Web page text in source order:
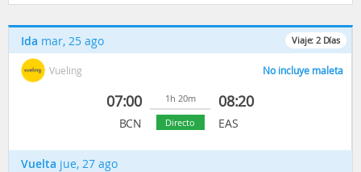
Viaje: 2 Días
Ida mar, 25 ago
Vueling No incluye maleta
07:00
BCN
1h 20m
Directo
08:20
EAS
Vuelta jue, 27 ago